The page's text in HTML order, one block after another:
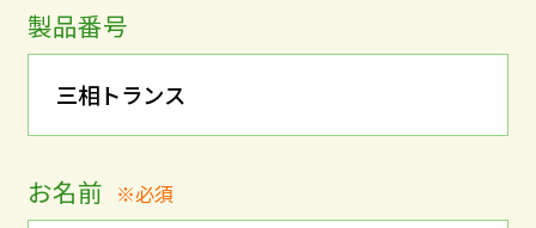
製品番号
お名前 ※必須